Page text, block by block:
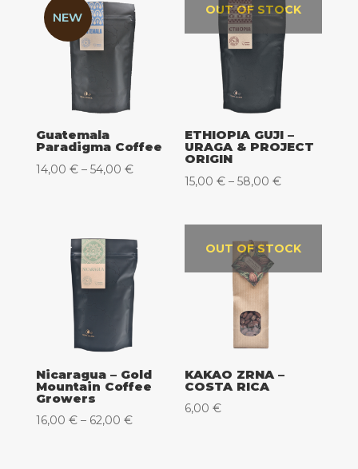
Guatemala
Paradigma Coffee
14,00 € – 54,00 €Raspon
do
54,00 €
NEW
ETHIOPIA GUJI –
URAGA & PROJECT
ORIGIN
15,00€ – 58,00€Raspon
od
15,00 €
OUT OF STOCK
Nicaragua – Gold
Mountain Coffee
Growers
16,00 € – 62,00 €Raspon
KAKAO ZRNA –
COSTA RICA
6,00€
OUT OF STOCK